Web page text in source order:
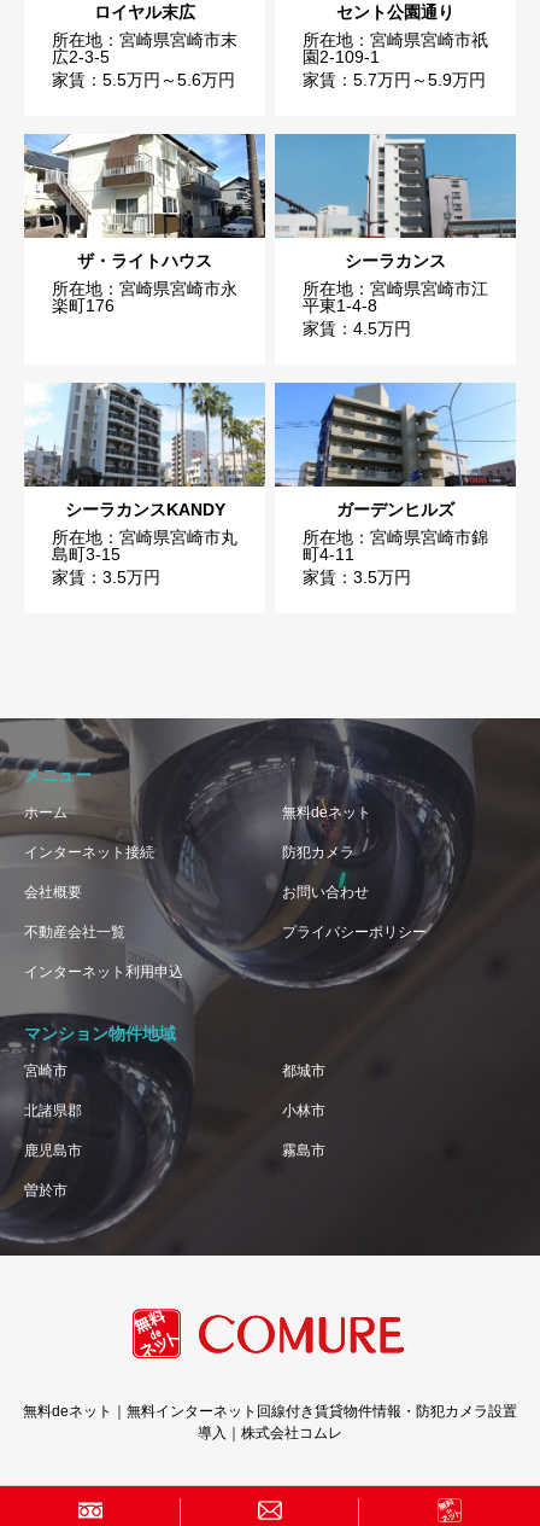
ロイヤル末広
所在地：宮崎県宮崎市末
広2-3-5
家賃：5.5万円～5.6万円
セント公園通り
所在地：宮崎県宮崎市祇
園2-109-1
家賃：5.7万円～5.9万円
ザ・ライトハウス
所在地：宮崎県宮崎市永
楽町176
シーラカンス
所在地：宮崎県宮崎市江
平東1-4-8
家賃：4.5万円
シーラカンスKANDY
所在地：宮崎県宮崎市丸
島町3-15
家賃：3.5万円
ガーデンヒルズ
所在地：宮崎県宮崎市錦
町4-11
家賃：3.5万円
メニュー
ホーム 無料deネット
インターネット接続 防犯カメラ
会社概要 お問い合わせ
不動産会社一覧 プライバシーポリシー
インターネット利用申込
マンション物件地域
宮崎市 都城市
北諸県郡 小林市
鹿児島市 霧島市
曽於市
無料deネット｜無料インターネット回線付き賃貸物件情報・防犯カメラ設置
導入｜株式会社コムレ